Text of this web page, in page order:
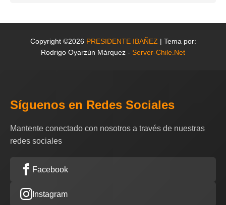
Copyright ©2026 PRESIDENTE IBAÑEZ | Tema por:
Rodrigo Oyarzún Márquez - Server-Chile.Net
Síguenos en Redes Sociales
Mantente conectado con nosotros a través de nuestras
redes sociales
Facebook
Instagram